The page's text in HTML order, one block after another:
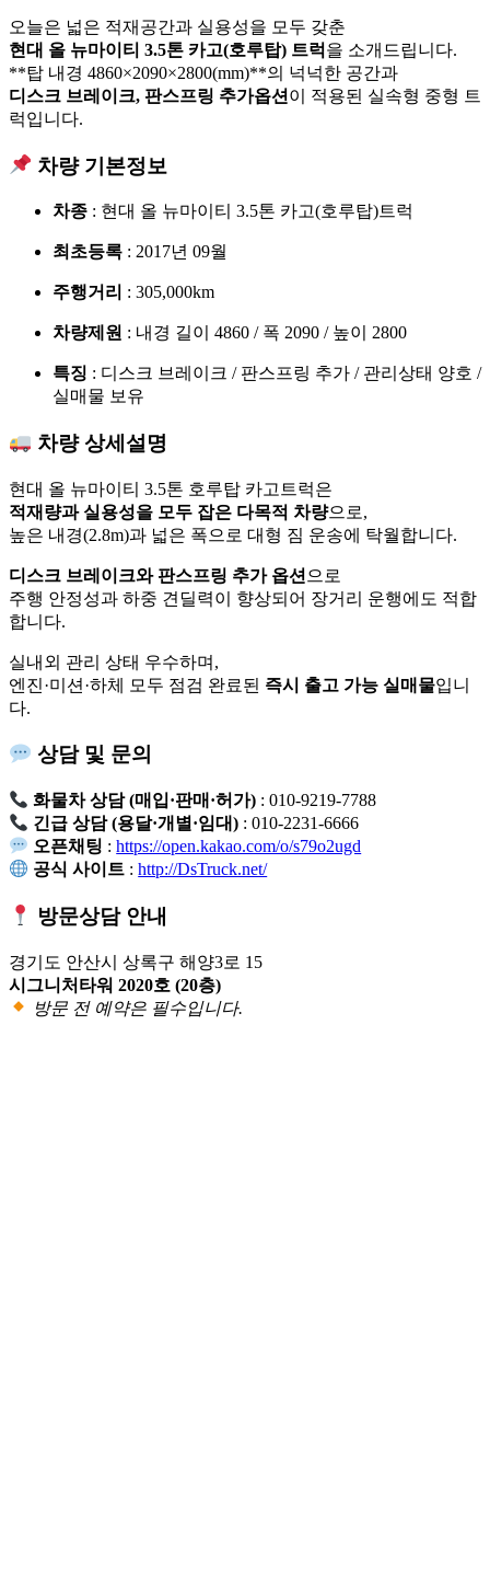
오늘은 넓은 적재공간과 실용성을 모두 갖춘
현대 올 뉴마이티 3.5톤 카고(호루탑) 트럭 을 소개드립니다.
**탑 내경 4860×2090×2800(mm)**의 넉넉한 공간과
디스크 브레이크, 판스프링 추가옵션 이 적용된 실속형 중형 트
럭입니다.
차량 기본정보
차종 : 현대 올 뉴마이티 3.5톤 카고(호루탑)트럭
최초등록 : 2017년 09월
주행거리 : 305,000km
차량제원 : 내경 길이 4860 / 폭 2090 / 높이 2800
특징 : 디스크 브레이크 / 판스프링 추가 / 관리상태 양호 /
실매물 보유
차량 상세설명
현대 올 뉴마이티 3.5톤 호루탑 카고트럭은
적재량과 실용성을 모두 잡은 다목적 차량으로,
높은 내경(2.8m)과 넓은 폭으로 대형 짐 운송에 탁월합니다.
디스크 브레이크와 판스프링 추가 옵션 으로
주행 안정성과 하중 견딜력이 향상되어 장거리 운행에도 적합
합니다.
실내외 관리 상태 우수하며,
엔진·미션·하체 모두 점검 완료된 즉시 출고 가능 실매물입니
다.
상담 및 문의
화물차 상담 (매입·판매·허가) : 010-9219-7788
긴급 상담 (용달·개별·임대) : 010-2231-6666
오픈채팅 :https://open.kakao.com/o/s79o2ugd
공식 사이트 :http://DsTruck.net/
방문상담 안내
경기도 안산시 상록구 해양3로 15
시그니처타워 2020호 (20층)
방문 전 예약은 필수입니다.